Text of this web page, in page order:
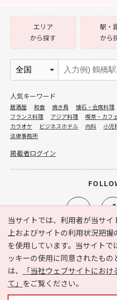
当サイトでは、利用者が当サ
上およびサイトの利用状況把握
を使用しています。当サイトで
ッキーの使用に同意されたも
は、
「当社ウェブサイトにお
て」 をご覧ください。
e-NAVITA（イーナビタ）とは？
利用規約
個人情報の取り扱
サイトマップ
広告掲載
エリア
から探す
駅・
から
人気キーワード
居酒屋 和食 焼き鳥 懐石・会席料理
フランス料理
アジア料理 喫茶・カフェ
カラオケ
ビジネスホテル 内科 小児
法律事務所
掲載者ログイン